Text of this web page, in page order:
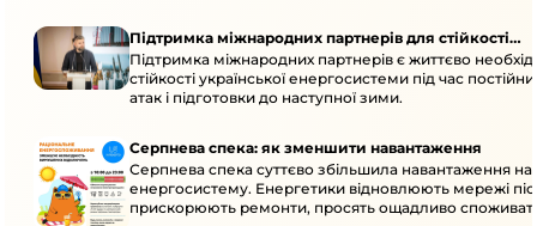
Підтримка міжнародних партнерів для стійкості
енергосистеми
Підтримка міжнародних партнерів є життєво
стійкості української енергосистеми під час
атак і підготовки до наступної зими.
Серпнева спека: як зменшити навантаження
Серпнева спека суттєво збільшила навантаження на
енергосистему. Енергетики відновлюють мережі
прискорюють ремонти, просять ощадливо